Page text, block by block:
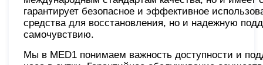
гарантирует безопасное и эффективное
средства для восстановления, но и надежную
самочувствию.
Мы в MED1 понимаем важность доступности и